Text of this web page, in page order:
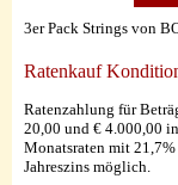
3er Pack Strings von
Ratenkauf
Ratenzahlung für
20,00 und € 4.000,00
Monatsraten mit 21,7%
Jahreszins möglich.